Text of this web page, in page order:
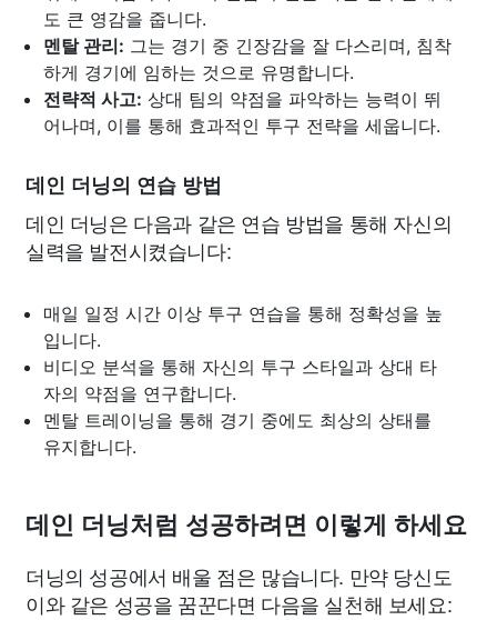
도 큰 영감을 줍니다.
멘탈 관리: 그는 경기 중 긴장감을 잘 다스리며, 침착
하게 경기에 임하는 것으로 유명합니다.
전략적 사고: 상대 팀의 약점을 파악하는 능력이 뛰
어나며, 이를 통해 효과적인 투구 전략을 세웁니다.
데인 더닝의 연습 방법
데인 더닝은 다음과 같은 연습 방법을 통해 자신의
실력을 발전시켰습니다:
매일 일정 시간 이상 투구 연습을 통해 정확성을 높
입니다.
비디오 분석을 통해 자신의 투구 스타일과 상대 타
자의 약점을 연구합니다.
멘탈 트레이닝을 통해 경기 중에도 최상의 상태를
유지합니다.
데인 더닝처럼 성공하려면 이렇게 하세요
더닝의 성공에서 배울 점은 많습니다. 만약 당신도
이와 같은 성공을 꿈꾼다면 다음을 실천해 보세요: